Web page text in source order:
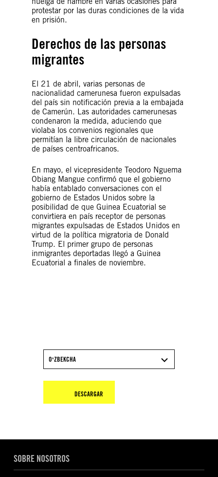
protestar por las duras condiciones de la vida
en prisión.
Derechos de las personas
migrantes
El 21 de abril, varias personas de
nacionalidad camerunesa fueron expulsadas
del país sin notificación previa a la embajada
de Camerún. Las autoridades camerunesas
condenaron la medida, aduciendo que
violaba los convenios regionales que
permitían la libre circulación de nacionales
de países centroafricanos.
En mayo, el vicepresidente Teodoro Nguema
Obiang Mangue confirmó que el gobierno
había entablado conversaciones con el
gobierno de Estados Unidos sobre la
posibilidad de que Guinea Ecuatorial se
convirtiera en país receptor de personas
migrantes expulsadas de Estados Unidos en
virtud de la política migratoria de Donald
Trump. El primer grupo de personas
inmigrantes deportadas llegó a Guinea
Ecuatorial a finales de noviembre.
OʻZBEKCHA
DESCARGAR
SOBRE NOSOTROS